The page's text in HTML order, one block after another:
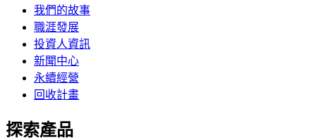
我們的故事
職涯發展
投資人資訊
新聞中心
永續經營
回收計畫
探索產品